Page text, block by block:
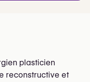
plasticien
reconstructive et